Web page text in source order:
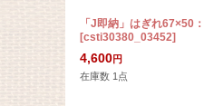
「J即納」はぎれ67×50
[csti30380_03452]
4,600円
在庫数 1点